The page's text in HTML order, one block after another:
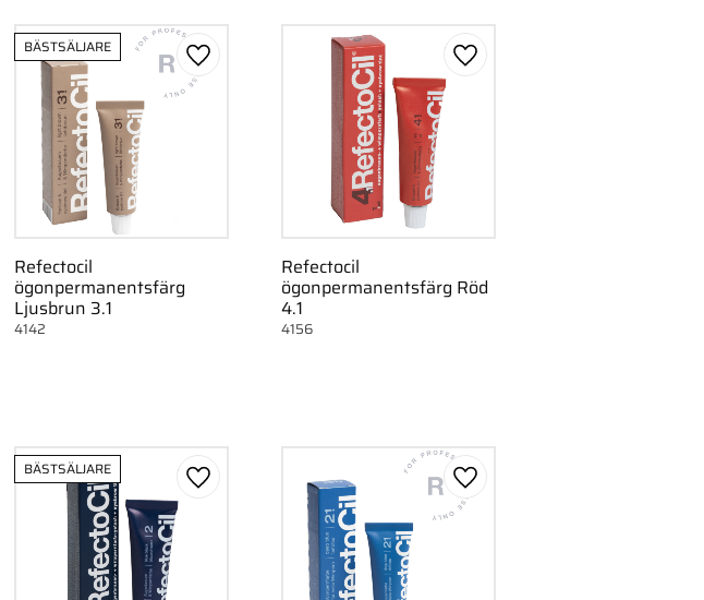
Refectocil
ögonpermanentsfärg
Ljusbrun 3.1
4142
BÄSTSÄLJARE
Lägg till i favoriter
Refectocil
ögonpermanentsfärg Röd
4.1
4156
Lägg till i favoriter
BÄSTSÄLJARE
Lägg till i favoriter Lägg till i favoriter